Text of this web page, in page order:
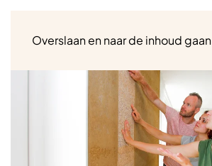
Overslaan en naar de inhoud gaan